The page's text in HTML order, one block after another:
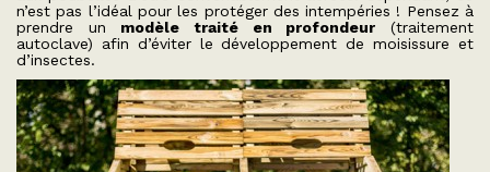
n’est pas l’idéal pour les protéger des intempéries ! Pensez à
prendre un modèle traité en profondeur (traitement
autoclave) afin d’éviter le développement de moisissure et
d’insectes.